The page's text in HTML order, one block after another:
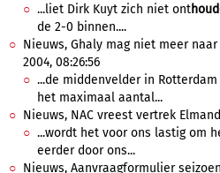
...liet Dirk Kuyt zich niet ont
de 2-0 binnen....
Nieuws, Ghaly mag niet meer
2004, 08:26:56
...de middenvelder in Rotterdam
het maximaal aantal...
Nieuws, NAC vreest vertrek
...wordt het voor ons lastig om
eerder door ons...
Nieuws, Aanvraagformulier